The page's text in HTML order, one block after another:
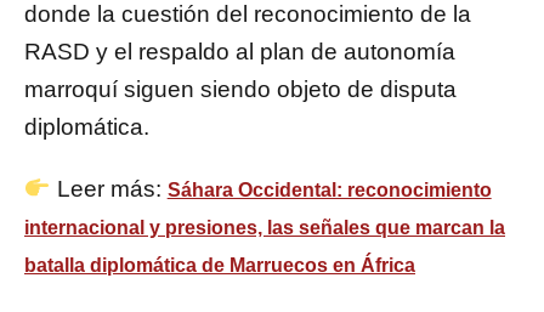
donde la cuestión del reconocimiento de la
RASD y el respaldo al plan de autonomía
marroquí siguen siendo objeto de disputa
diplomática.
Leer más: Sáhara Occidental: reconocimiento
internacional y presiones, las señales que marcan la
batalla diplomática de Marruecos en África